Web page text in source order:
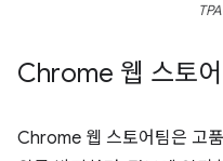
Chrome 웹 스토
Chrome 웹 스토어팀은 고